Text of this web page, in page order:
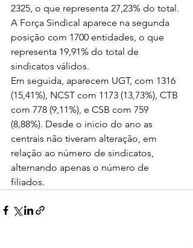
2325, o que representa 27,23% do total.
A Força Sindical aparece na segunda
posição com 1700 entidades, o que
representa 19,91% do total de
sindicatos válidos.
Em seguida, aparecem UGT, com 1316
(15,41%), NCST com 1173 (13,73%), CTB
com 778 (9,11%), e CSB com 759
(8,88%). Desde o inicio do ano as
centrais não tiveram alteração, em
relação ao número de sindicatos,
alternando apenas o número de
filiados.